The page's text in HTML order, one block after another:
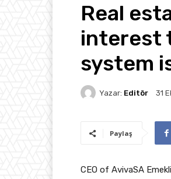
Real
interest
system
Yazar: Editör 31
Paylaş
CEO of AvivaSA